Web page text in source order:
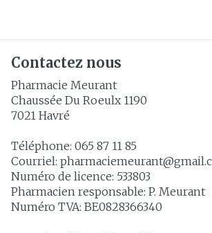
Contactez nous
Pharmacie Meurant
Chaussée Du Roeulx 1190
7021 Havré
Téléphone: 065 87 11 85
Courriel: pharmaciemeurant@
Numéro de licence: 533803
Pharmacien responsable: P. Meurant
Numéro TVA: BE0828366340